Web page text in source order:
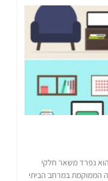
נפרד משאר חלקי
הממוקמת במרחב הביתי